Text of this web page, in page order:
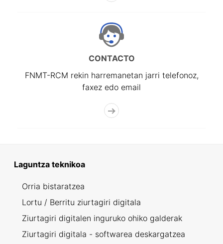
CONTACTO
FNMT-RCM rekin harremanetan jarri telefonoz,
faxez edo email
Laguntza teknikoa
Orria bistaratzea
Lortu / Berritu ziurtagiri digitala
Ziurtagiri digitalen inguruko ohiko galderak
Ziurtagiri digitala - softwarea deskargatzea